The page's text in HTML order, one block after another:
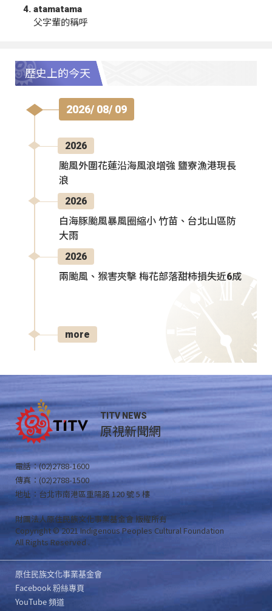
atamatama
父字輩的稱呼
歷史上的今天
2026/ 08/ 09
2026
颱風外圍花蓮沿海風浪增強 鹽寮漁港現長
浪
2026
白海豚颱風暴風圈縮小 竹苗、台北山區防
大雨
2026
兩颱風、猴害夾擊 梅花部落甜柿損失近6成
more
TITV NEWS
原視新聞網
電話：(02)2788-1600
傳真：(02)2788-1500
地址：台北市南港區重陽路 120 號 5 樓
財團法人原住民族文化事業基金會 版權所有
Copyright © 2021 Indigenous Peoples Cultural Foundation
All Rights Reserved .
原住民族文化事業基金會
Facebook 粉絲專頁
YouTube 頻道